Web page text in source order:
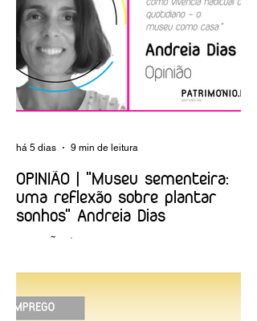
de Portugal
OPINIÃO | "Museu sementeira:
uma reflexão sobre plantar
sonhos" Andreia Dias
OPINIÃO | "Museu sementeira: uma
Dias
há 5 dias 9 min de leitura